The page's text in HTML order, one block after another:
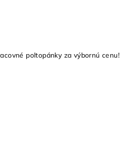
poltopánky za výbornú cenu!